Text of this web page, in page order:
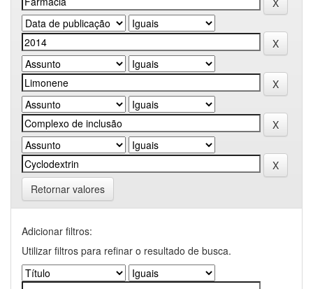
Retornar valores
Adicionar filtros:
Utilizar filtros para refinar o resultado de busca.